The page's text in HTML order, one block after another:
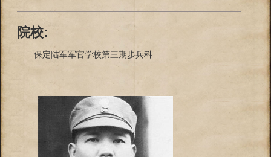
院校:
保定陆军军官学校第三期步兵科